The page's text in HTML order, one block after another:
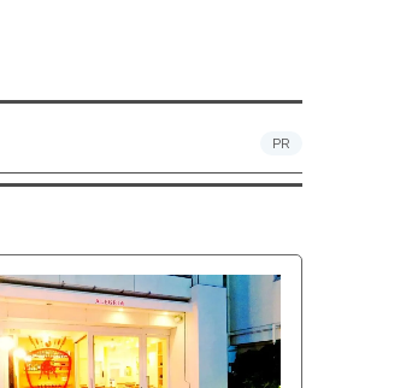
PR